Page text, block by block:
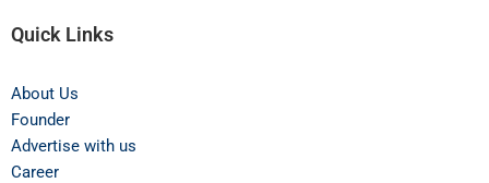
Quick Links
About Us
Founder
Advertise with us
Career